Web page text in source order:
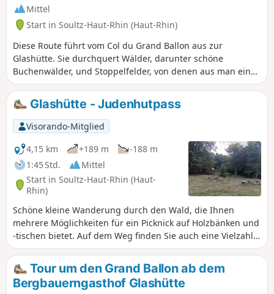
Mittel
Start in Soultz-Haut-Rhin (Haut-Rhin)
Diese Route führt vom Col du Grand Ballon aus zur
Glashütte. Sie durchquert Wälder, darunter schöne
Buchenwälder, und Stoppelfelder, von denen aus man eine
wunderschöne Aussicht genießen kann. Achtung, im Winter
sind Steigeisen und Schneeschuhe erforderlich.
Glashütte - Judenhutpass
Visorando-Mitglied
4,15 km
+189 m
-188 m
1:45 Std.
Mittel
Start in Soultz-Haut-Rhin (Haut-
Rhin)
Schöne kleine Wanderung durch den Wald, die Ihnen
mehrere Möglichkeiten für ein Picknick auf Holzbänken und
-tischen bietet. Auf dem Weg finden Sie auch eine Vielzahl
von Bächen sowie einen Brunnen am Judenhut-Pass. Nach
einem Anstieg, der Ihre Beine etwa 1 km lang aufwärmt,
genießen Sie den Rest der Wanderung, die Ihnen relativ
leicht vorkommt.
Tour um den Grand Ballon ab dem
Bergbauerngasthof Glashütte